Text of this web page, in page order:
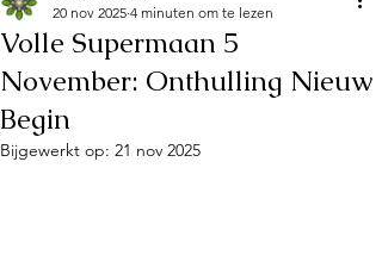
Volle Supermaan 5
November: Onthulling Nieuw
Begin
20 nov 2025 4 minuten om te lezen
Bijgewerkt op: 21 nov 2025